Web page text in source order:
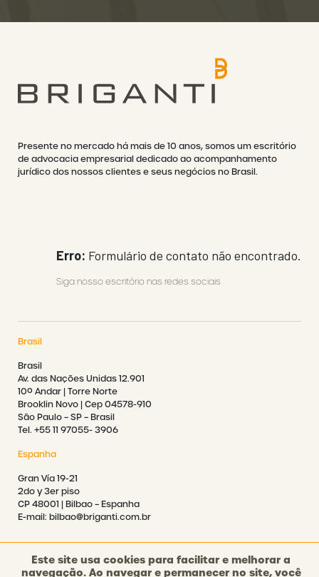
Presente no mercado há mais de 10 anos, somos um escritório
de advocacia empresarial dedicado ao acompanhamento
jurídico dos nossos clientes e seus negócios no Brasil.
Erro: Formulário de contato não encontrado.
Siga nosso escritório nas redes sociais
Brasil
Brasil
Av. das Nações Unidas 12.901
10º Andar | Torre Norte
Brooklin Novo | Cep 04578-910
São Paulo – SP – Brasil
Tel. +55 11 97055- 3906
Espanha
Gran Vía 19-21
2do y 3er piso
CP 48001 | Bilbao – Espanha
E-mail: bilbao@briganti.com.br
Este site usa cookies para facilitar e melhorar a
navegação. Ao navegar e permanecer no site, você